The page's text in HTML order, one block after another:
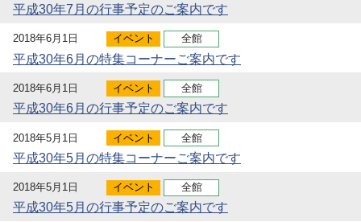
平成30年7月の行事予定のご案内です
2018年6月1日 イベント 全館
平成30年6月の特集コーナーご案内です
2018年6月1日 イベント 全館
平成30年6月の行事予定のご案内です
2018年5月1日 イベント 全館
平成30年5月の特集コーナーご案内です
2018年5月1日 イベント 全館
平成30年5月の行事予定のご案内です